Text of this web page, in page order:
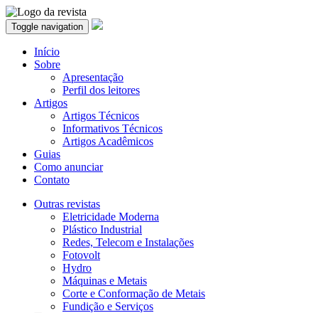
Toggle navigation
Início
Sobre
Apresentação
Perfil dos leitores
Artigos
Artigos Técnicos
Informativos Técnicos
Artigos Acadêmicos
Guias
Como anunciar
Contato
Outras revistas
Eletricidade Moderna
Plástico Industrial
Redes, Telecom e Instalações
Fotovolt
Hydro
Máquinas e Metais
Corte e Conformação de Metais
Fundição e Serviços